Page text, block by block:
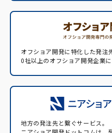
オフショア開発に特化した発注
0社以上のオフショア開発企業
地方の発注先と繋ぐサービス。